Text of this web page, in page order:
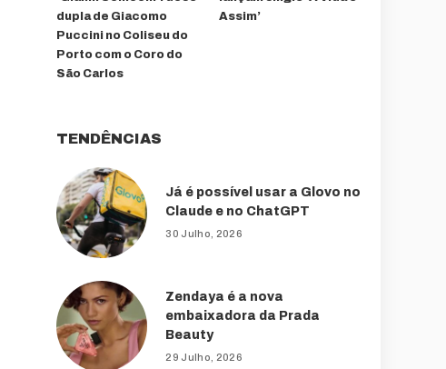
dupla de Giacomo
Puccini no Coliseu do
Porto com o Coro do
São Carlos
Assim’
TENDÊNCIAS
Já é possível usar a Glovo no
Claude e no ChatGPT
30 Julho, 2026
Zendaya é a nova
embaixadora da Prada
Beauty
29 Julho, 2026